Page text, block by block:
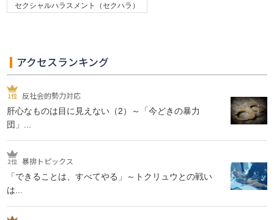
セクシャルハラスメント（セクハラ）
アクセスランキング
反社会的勢力対応
肝心なものは目に見えない（2）～「今どきの暴力
団」...
暴排トピックス
「できることは、すべてやる」～トクリュウとの戦い
は...